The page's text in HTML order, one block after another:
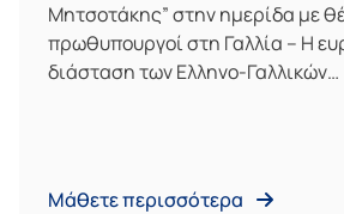
Μητσοτάκης” στην ημερίδα με
πρωθυπουργοί στη Γαλλία – Η
διάσταση των Ελληνο-Γαλλικών…
Μάθετε περισσότερα